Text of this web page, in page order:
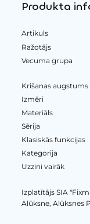
Produkta
Artikuls
Ražotājs
Vecuma grupa
Krišanas augstums
Izmēri
Materiāls
Sērija
Klasiskās funkcijas
Kategorija
Uzzini vairāk
Izplatītājs SIA
Alūksne, Alūksnes